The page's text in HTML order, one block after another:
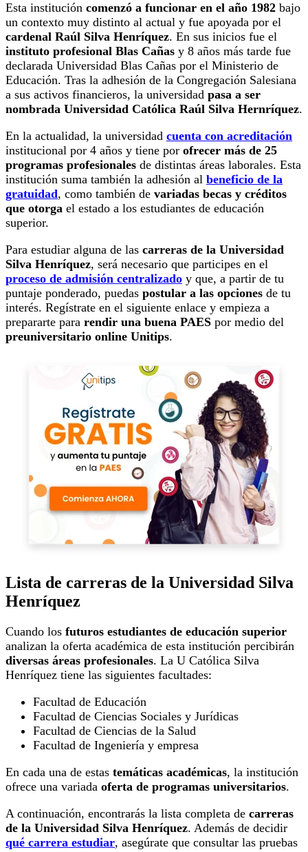
Esta institución comenzó a funcionar en el año 1982 bajo
un contexto muy distinto al actual y fue apoyada por el
cardenal Raúl Silva Henríquez. En sus inicios fue el
instituto profesional Blas Cañas y 8 años más tarde fue
declarada Universidad Blas Cañas por el Ministerio de
Educación. Tras la adhesión de la Congregación Salesiana
a sus activos financieros, la universidad pasa a ser
nombrada Universidad Católica Raúl Silva Hernríquez.
En la actualidad, la universidad cuenta con acreditación
institucional por 4 años y tiene por ofrecer más de 25
programas profesionales de distintas áreas laborales. Esta
institución suma también la adhesión al beneficio de la
gratuidad, como también de variadas becas y créditos
que otorga el estado a los estudiantes de educación
superior.
Para estudiar alguna de las carreras de la Universidad
Silva Henríquez, será necesario que participes en el
proceso de admisión centralizado y que, a partir de tu
puntaje ponderado, puedas postular a las opciones de tu
interés. Regístrate en el siguiente enlace y empieza a
prepararte para rendir una buena PAES por medio del
preuniversitario online Unitips.
Lista de carreras de la Universidad Silva
Henríquez
Cuando los futuros estudiantes de educación superior
analizan la oferta académica de esta institución percibirán
diversas áreas profesionales. La U Católica Silva
Henríquez tiene las siguientes facultades:
Facultad de Educación
Facultad de Ciencias Sociales y Jurídicas
Facultad de Ciencias de la Salud
Facultad de Ingeniería y empresa
En cada una de estas temáticas académicas, la institución
ofrece una variada oferta de programas universitarios.
A continuación, encontrarás la lista completa de carreras
de la Universidad Silva Henríquez. Además de decidir
qué carrera estudiar, asegúrate que consultar las pruebas